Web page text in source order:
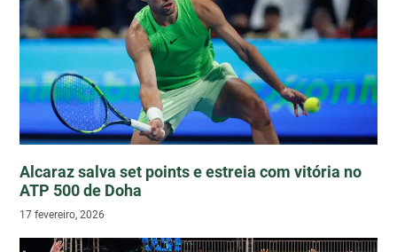
Alcaraz salva set points e estreia com vitória no
ATP 500 de Doha
17 fevereiro, 2026